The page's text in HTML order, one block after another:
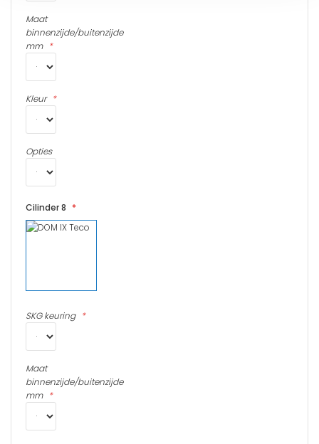
Maat
binnenzijde/buitenzijde
mm
Kleur
Opties
Cilinder 8
SKG keuring
Maat
binnenzijde/buitenzijde
mm